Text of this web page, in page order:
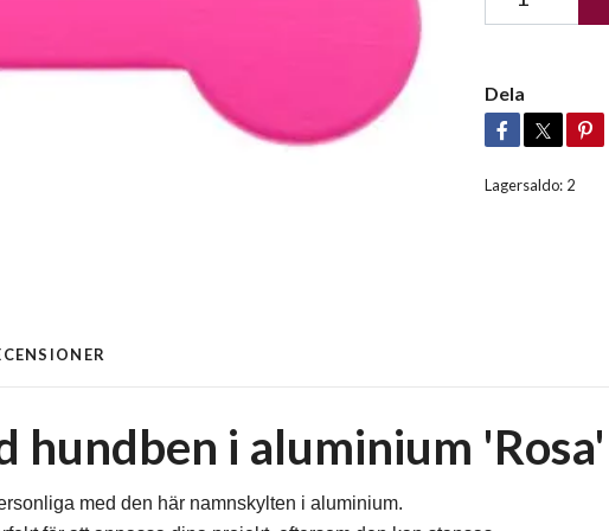
Dela
Lagersaldo: 2
hundben i aluminium
med den här namnskylten i aluminium.